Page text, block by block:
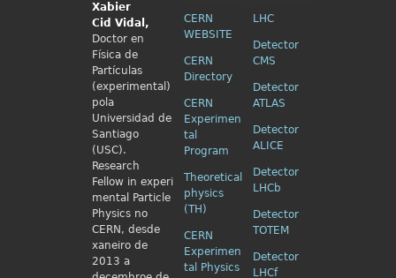
Xabier
Cid Vidal,
Doctor en
Física de
Partículas
(experimental)
pola
Universidad de
Santiago
(USC).
Research
Fellow in experi
mental Particle
Physics no
CERN, desde
xaneiro de
2013 a
CERN
WEBSITE
CERN
Directory
CERN
Experimen
tal
Program
Theoretical
physics
(TH)
CERN
Experimen
tal Physics
LHC
Detector
CMS
Detector
ATLAS
Detector
ALICE
Detector
LHCb
Detector
TOTEM
Detector
LHCf